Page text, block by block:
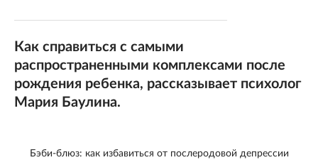
Как справиться с самыми
распространенными комплексами после
рождения ребенка, рассказывает психолог
Мария Баулина.
Бэби-блюз: как избавиться от послеродовой депрессии